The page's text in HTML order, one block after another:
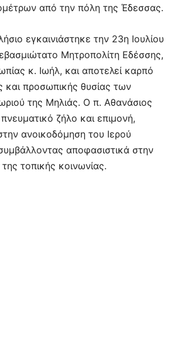
από την πόλη της Έδεσσας.
εγκαινιάστηκε την 23η Ιουλίου
Μητροπολίτη Εδέσσης,
κ. Ιωήλ, και αποτελεί καρπό
και προσωπικής θυσίας των
της Μηλιάς. Ο π. Αθανάσιος
ζήλο και επιμονή,
ανοικοδόμηση του Ιερού
αποφασιστικά στην
τοπικής κοινωνίας.